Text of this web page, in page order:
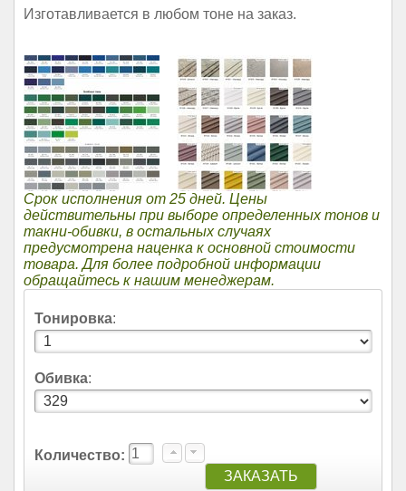
Изготавливается в любом тоне на заказ.
Срок исполнения от 25 дней. Цены
действительны при выборе определенных тонов и
такни-обивки, в остальных случаях
предусмотрена наценка к основной стоимости
товара. Для более подробной информации
обращайтесь к нашим менеджерам.
Тонировка:
Обивка:
Количество: